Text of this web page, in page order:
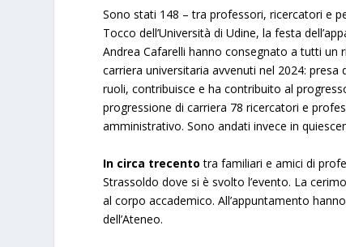
Sono stati 148 – tra professori, ricercatori e
Tocco dell’Università di Udine, la festa
Andrea Cafarelli hanno consegnato a tutti
carriera universitaria avvenuti nel 2024:
ruoli, contribuisce e ha contribuito al
progressione di carriera 78 ricercatori e
amministrativo. Sono andati invece in
In circa trecento tra familiari e amici di
Strassoldo dove si è svolto l’evento. La
al corpo accademico. All’appuntamento
dell’Ateneo.